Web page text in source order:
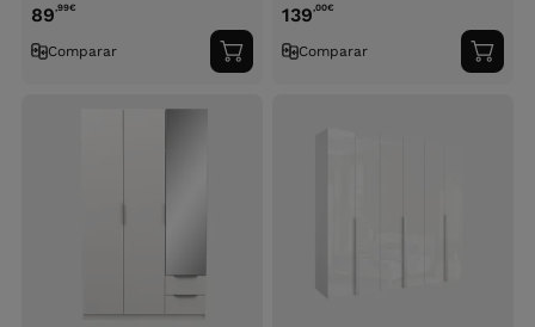
89,99€
Comparar
Adicionar
ao
139,00€
Comparar
ao